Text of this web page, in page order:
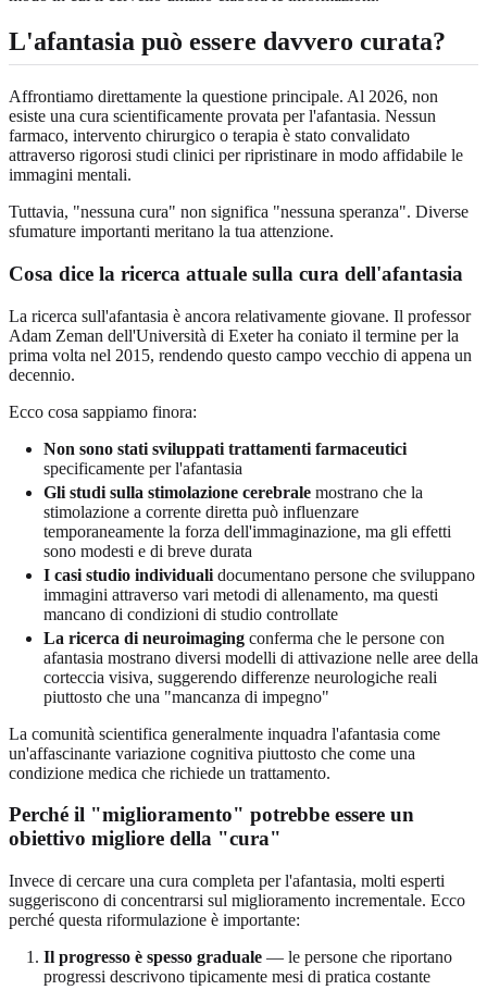
L'afantasia può essere davvero curata?
Affrontiamo direttamente la questione principale. Al 2026, non
esiste una cura scientificamente provata per l'afantasia. Nessun
farmaco, intervento chirurgico o terapia è stato convalidato
attraverso rigorosi studi clinici per ripristinare in modo affidabile le
immagini mentali.
Tuttavia, "nessuna cura" non significa "nessuna speranza". Diverse
sfumature importanti meritano la tua attenzione.
Cosa dice la ricerca attuale sulla cura dell'afantasia
La ricerca sull'afantasia è ancora relativamente giovane. Il professor
Adam Zeman dell'Università di Exeter ha coniato il termine per la
prima volta nel 2015, rendendo questo campo vecchio di appena un
decennio.
Ecco cosa sappiamo finora:
Non sono stati sviluppati trattamenti farmaceutici
specificamente per l'afantasia
Gli studi sulla stimolazione cerebrale mostrano che la
stimolazione a corrente diretta può influenzare
temporaneamente la forza dell'immaginazione, ma gli effetti
sono modesti e di breve durata
I casi studio individuali documentano persone che sviluppano
immagini attraverso vari metodi di allenamento, ma questi
mancano di condizioni di studio controllate
La ricerca di neuroimaging conferma che le persone con
afantasia mostrano diversi modelli di attivazione nelle aree della
corteccia visiva, suggerendo differenze neurologiche reali
piuttosto che una "mancanza di impegno"
La comunità scientifica generalmente inquadra l'afantasia come
un'affascinante variazione cognitiva piuttosto che come una
condizione medica che richiede un trattamento.
Perché il "miglioramento" potrebbe essere un
obiettivo migliore della "cura"
Invece di cercare una cura completa per l'afantasia, molti esperti
suggeriscono di concentrarsi sul miglioramento incrementale. Ecco
perché questa riformulazione è importante:
Il progresso è spesso graduale — le persone che riportano
progressi descrivono tipicamente mesi di pratica costante